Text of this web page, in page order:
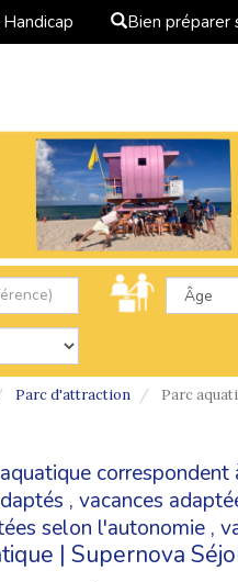
Bien préparer
Parc d'attraction Parc
, vacances
selon l'autonomie ,
| Supernova